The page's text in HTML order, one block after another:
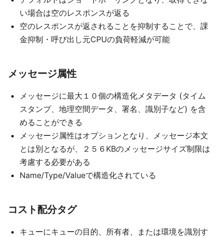
い場合は空のレスポンスが返る
空のレスポンスが返されることを抑制することで、課
金抑制・呼び出し元CPUの負荷軽減が可能
メッセージ属性
メッセージに最大１０個の構造化メタデータ (タイム
スタンプ、地理空間データ、署名、識別子など) を含
めることができる
メッセージ属性はオプションとなり、メッセージ本文
とは別となるが、２５６KBのメッセージサイズ制限は
考慮する必要がある
Name/Type/Valueで構造化されている
コスト配分タグ
キューにキューの目的、所有者、または環境を識別す